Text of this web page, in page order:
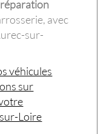
réparation
avec
sur-
véhicules
sur
Loire